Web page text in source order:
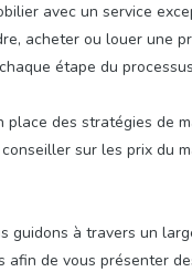
avec un service
acheter ou louer une
étape du
des stratégies de
sur les prix du
guidons à travers un
afin de vous présenter